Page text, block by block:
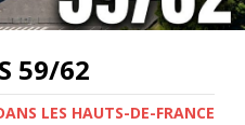
59/62
LES HAUTS-DE-FRANCE